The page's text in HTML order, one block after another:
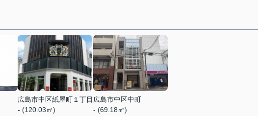
広島市中区紙屋町１丁目
- (120.03㎡)
広島市中区中町
- (69.18㎡)